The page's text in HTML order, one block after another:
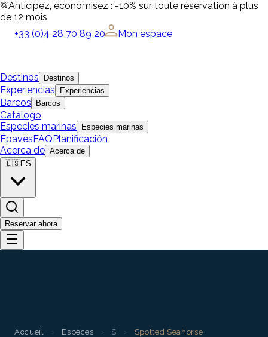
Anticipez, économisez : -10% sur toute réservation à plus
de 12 mois
+33 (0)4 28 70 89 20
Mon espace
Destinos Destinos
Experiencias Experiencias
Barcos Barcos
Catálogo
Especies marinas
Especies marinas
ÉpavesFAQPlanificación
Acerca de Acerca de
🇪🇸ES
Reservar ahora
Accueil › Espèces › S › Spotted Seahorse